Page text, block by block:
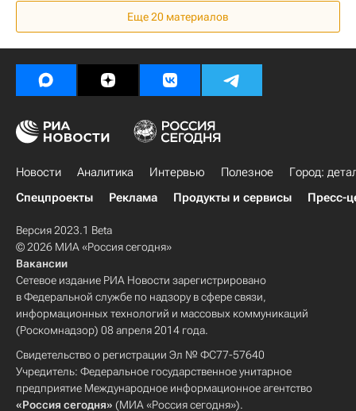
Еще 20 материалов
Новости Аналитика Интервью Полезное
Город:
Спецпроекты
Реклама Продукты и сервисы Пресс-
Версия 2023.1 Beta
© 2026 МИА «Россия сегодня»
Вакансии
Сетевое издание РИА Новости зарегистрировано
в Федеральной службе по надзору в сфере связи,
информационных технологий и массовых коммуникаций
(Роскомнадзор) 08 апреля 2014 года.
Свидетельство о регистрации Эл № ФС77-57640
Учредитель: Федеральное государственное унитарное
предприятие Международное информационное агентство
«Россия сегодня» (МИА «Россия сегодня»).